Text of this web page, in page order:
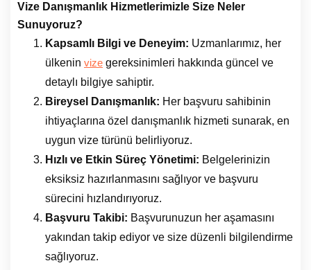
Vize Danışmanlık Hizmetlerimizle Size Neler
Sunuyoruz?
Kapsamlı Bilgi ve Deneyim: Uzmanlarımız, her
ülkenin vize gereksinimleri hakkında güncel ve
detaylı bilgiye sahiptir.
Bireysel Danışmanlık: Her başvuru sahibinin
ihtiyaçlarına özel danışmanlık hizmeti sunarak, en
uygun vize türünü belirliyoruz.
Hızlı ve Etkin Süreç Yönetimi: Belgelerinizin
eksiksiz hazırlanmasını sağlıyor ve başvuru
sürecini hızlandırıyoruz.
Başvuru Takibi: Başvurunuzun her aşamasını
yakından takip ediyor ve size düzenli bilgilendirme
sağlıyoruz.